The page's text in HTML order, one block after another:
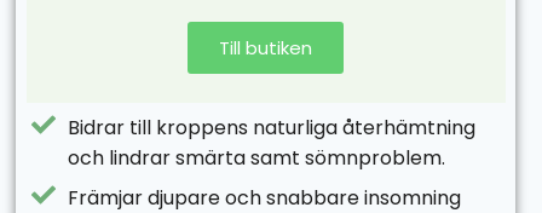
Till butiken
Bidrar till kroppens naturliga återhämtning
och lindrar smärta samt sömnproblem.
Främjar djupare och snabbare insomning